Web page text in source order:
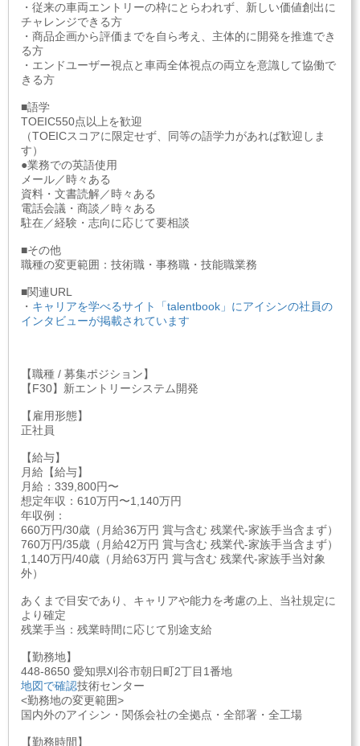
・従来の車両エントリーの枠にとらわれず、新しい価値創出に
チャレンジできる方
・商品企画から評価までを自ら考え、主体的に開発を推進でき
る方
・エンドユーザー視点と車両全体視点の両立を意識して協働で
きる方
■語学
TOEIC550点以上を歓迎
（TOEICスコアに限定せず、同等の語学力があれば歓迎しま
す）
●業務での英語使用
メール／時々ある
資料・文書読解／時々ある
電話会議・商談／時々ある
駐在／経験・志向に応じて要相談
■その他
職種の変更範囲：技術職・事務職・技能職業務
■関連URL
・ キャリアを学べるサイト「talentbook」にアイシンの社員の
インタビューが掲載されています
【職種 / 募集ポジション】
【F30】新エントリーシステム開発
【雇用形態】
正社員
【給与】
月給【給与】
月給：339,800円〜
想定年収：610万円〜1,140万円
年収例：
660万円/30歳（月給36万円 賞与含む 残業代-家族手当含まず）
760万円/35歳（月給42万円 賞与含む 残業代-家族手当含まず）
1,140万円/40歳（月給63万円 賞与含む 残業代-家族手当対象
外）
あくまで目安であり、キャリアや能力を考慮の上、当社規定に
より確定
残業手当：残業時間に応じて別途支給
【勤務地】
448-8650 愛知県刈谷市朝日町2丁目1番地
地図で確認技術センター
<勤務地の変更範囲>
国内外のアイシン・関係会社の全拠点・全部署・全工場
【勤務時間】